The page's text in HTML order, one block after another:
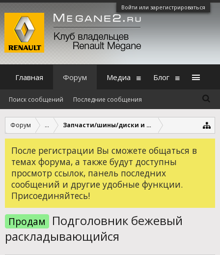
Войти или зарегистрироваться
Форум ... Запчасти/шины/диски и другое
После регистрации Вы сможете общаться в
темах форума, а также будут доступны
просмотр ссылок, панель последних
сообщений и другие удобные функции.
Присоединяйтесь!
Продам
Подголовник бежевый
раскладывающийся
Главная Форум
Поиск сообщений Последние сообщения
Медиа Блог